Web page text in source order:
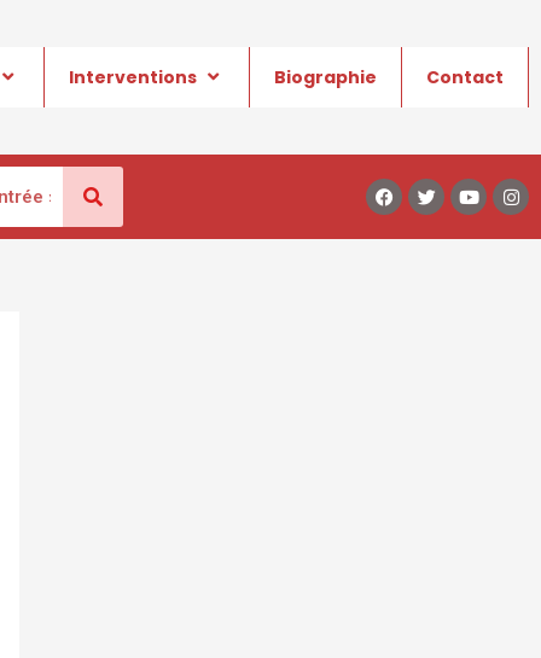
Interventions Biographie Contact